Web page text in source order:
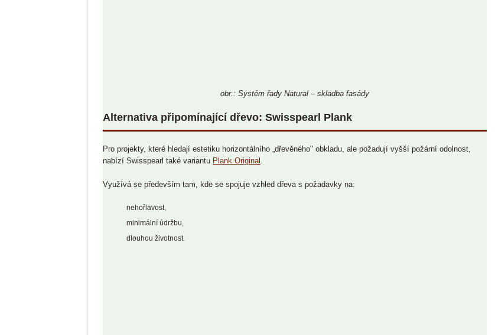
obr.: Systém řady Natural – skladba fasády
Alternativa připomínající dřevo: Swisspearl Plank
Pro projekty, které hledají estetiku horizontálního „dřevěného" obkladu, ale požadují vyšší požární odolnost,
nabízí Swisspearl také variantu Plank Original .
Využívá se především tam, kde se spojuje vzhled dřeva s požadavky na:
nehořlavost,
minimální údržbu,
dlouhou životnost.